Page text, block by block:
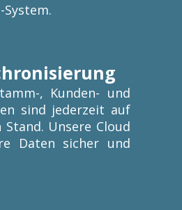
, Kunden- und
sind jederzeit auf
Unsere Cloud
Daten sicher und